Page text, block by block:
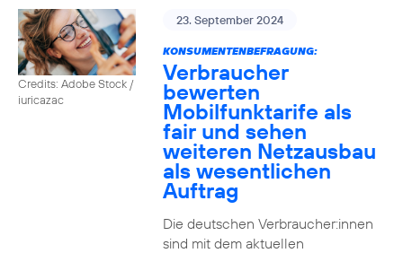
Credits: Adobe Stock /
iuricazac
23. September 2024
KONSUMENTENBEFRAGUNG:
Verbraucher
bewerten
Mobilfunktarife als
fair und sehen
weiteren Netzausbau
als wesentlichen
Auftrag
Die deutschen Verbraucher:innen
sind mit dem aktuellen